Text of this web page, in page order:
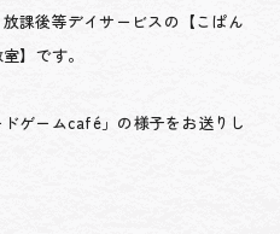
課後等デイサービスの【こぱん
】です。
ゲームcafé」の様子をお送りし